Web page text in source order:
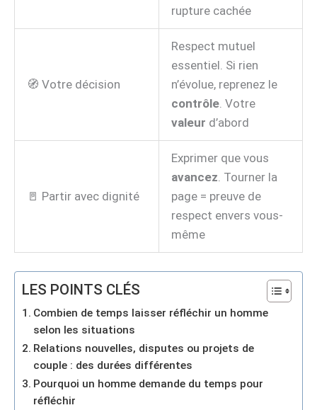
rupture cachée
🧭 Votre décision
Respect mutuel
essentiel. Si rien
n’évolue, reprenez le
contrôle. Votre
valeur d’abord
🚪 Partir avec dignité
Exprimer que vous
avancez. Tourner la
page = preuve de
respect envers vous-
même
LES POINTS CLÉS
Combien de temps laisser réfléchir un homme
selon les situations
Relations nouvelles, disputes ou projets de
couple : des durées différentes
Pourquoi un homme demande du temps pour
réfléchir